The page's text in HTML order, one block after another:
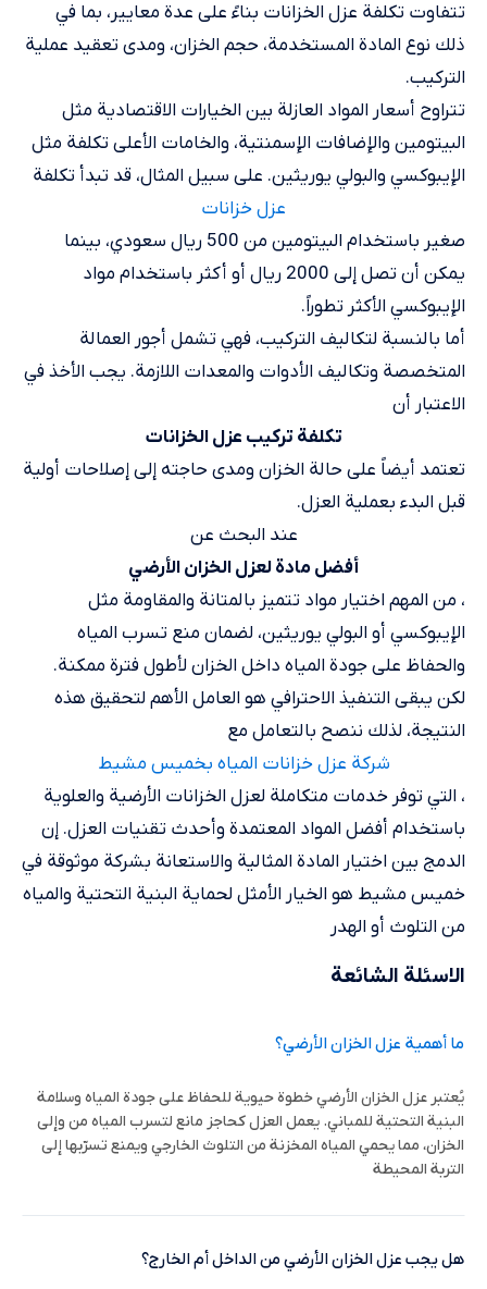
تتفاوت تكلفة عزل الخزانات بناءً على عدة معايير، بما في
ذلك نوع المادة المستخدمة، حجم الخزان، ومدى تعقيد عملية
التركيب.
تتراوح أسعار المواد العازلة بين الخيارات الاقتصادية مثل
البيتومين والإضافات الإسمنتية، والخامات الأعلى تكلفة مثل
الإيبوكسي والبولي يوريثين. على سبيل المثال، قد تبدأ تكلفة
عزل خزانات
صغير باستخدام البيتومين من 500 ريال سعودي، بينما
يمكن أن تصل إلى 2000 ريال أو أكثر باستخدام مواد
الإيبوكسي الأكثر تطوراً.
أما بالنسبة لتكاليف التركيب، فهي تشمل أجور العمالة
المتخصصة وتكاليف الأدوات والمعدات اللازمة. يجب الأخذ في
الاعتبار أن
تكلفة تركيب عزل الخزانات
تعتمد أيضاً على حالة الخزان ومدى حاجته إلى إصلاحات أولية
قبل البدء بعملية العزل.
عند البحث عن
أفضل مادة لعزل الخزان الأرضي
، من المهم اختيار مواد تتميز بالمتانة والمقاومة مثل
الإيبوكسي أو البولي يوريثين، لضمان منع تسرب المياه
والحفاظ على جودة المياه داخل الخزان لأطول فترة ممكنة.
لكن يبقى التنفيذ الاحترافي هو العامل الأهم لتحقيق هذه
النتيجة، لذلك ننصح بالتعامل مع
شركة عزل خزانات المياه بخميس مشيط
، التي توفر خدمات متكاملة لعزل الخزانات الأرضية والعلوية
باستخدام أفضل المواد المعتمدة وأحدث تقنيات العزل. إن
الدمج بين اختيار المادة المثالية والاستعانة بشركة موثوقة في
خميس مشيط هو الخيار الأمثل لحماية البنية التحتية والمياه
من التلوث أو الهدر
الاسئلة الشائعة
ما أهمية عزل الخزان الأرضي؟
يُعتبر عزل الخزان الأرضي خطوة حيوية للحفاظ على جودة المياه وسلامة
البنية التحتية للمباني. يعمل العزل كحاجز مانع لتسرب المياه من وإلى
الخزان، مما يحمي المياه المخزنة من التلوث الخارجي ويمنع تسرّبها إلى
التربة المحيطة
هل يجب عزل الخزان الأرضي من الداخل أم الخارج؟